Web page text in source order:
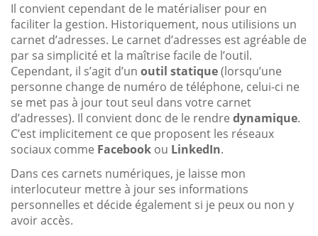
Il convient cependant de le matérialiser pour en
faciliter la gestion. Historiquement, nous utilisions un
carnet d’adresses. Le carnet d’adresses est agréable de
par sa simplicité et la maîtrise facile de l’outil.
Cependant, il s’agit d’un outil statique(lorsqu’une
personne change de numéro de téléphone, celui-ci ne
se met pas à jour tout seul dans votre carnet
d’adresses). Il convient donc de le rendre dynamique.
C’est implicitement ce que proposent les réseaux
sociaux comme Facebook ou LinkedIn.
Dans ces carnets numériques, je laisse mon
interlocuteur mettre à jour ses informations
personnelles et décide également si je peux ou non y
avoir accès.